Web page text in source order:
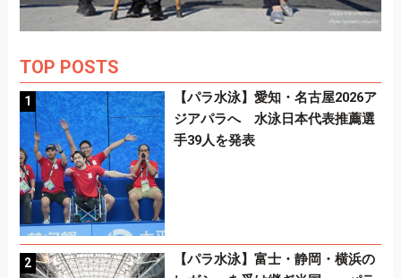
TOP POSTS
【パラ水泳】愛知・名古屋2026ア
ジアパラへ 水泳日本代表推薦選
手39人を発表
【パラ水泳】富士・静岡・横浜の